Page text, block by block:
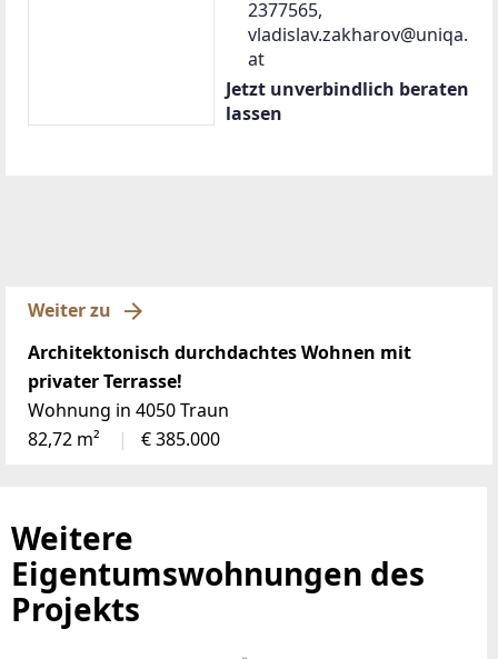
2377565,
vladislav.zakharov@uniqa.
at
Jetzt unverbindlich beraten
lassen
Weiter zu
Architektonisch durchdachtes Wohnen mit
privater Terrasse!
Wohnung in 4050 Traun
82,72 m²
€ 385.000
Weitere
Eigentumswohnungen des
Projekts